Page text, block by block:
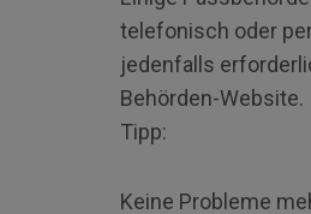
telefonisch oder
jedenfalls
Behörden-Website.
Tipp:
Keine Probleme